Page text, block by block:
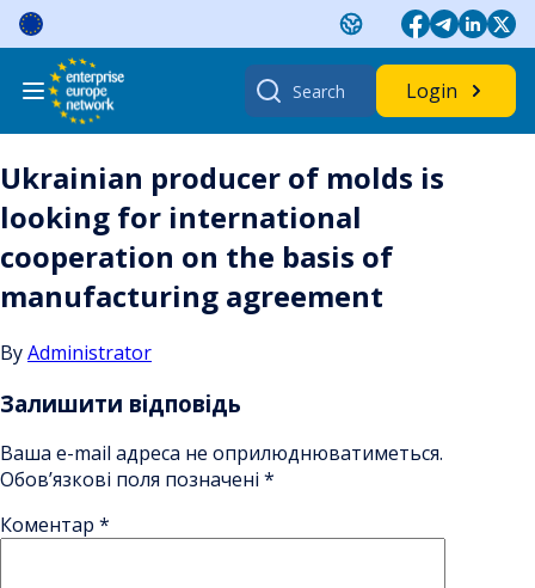
Skip
content
Search
for:
Login
Ukrainian producer of molds is
looking for international
cooperation on the basis of
manufacturing agreement
ByAdministrator
Залишити відповідь
Ваша e-mail адреса не оприлюднюватиметься.
Обов’язкові поля позначені *
Коментар *